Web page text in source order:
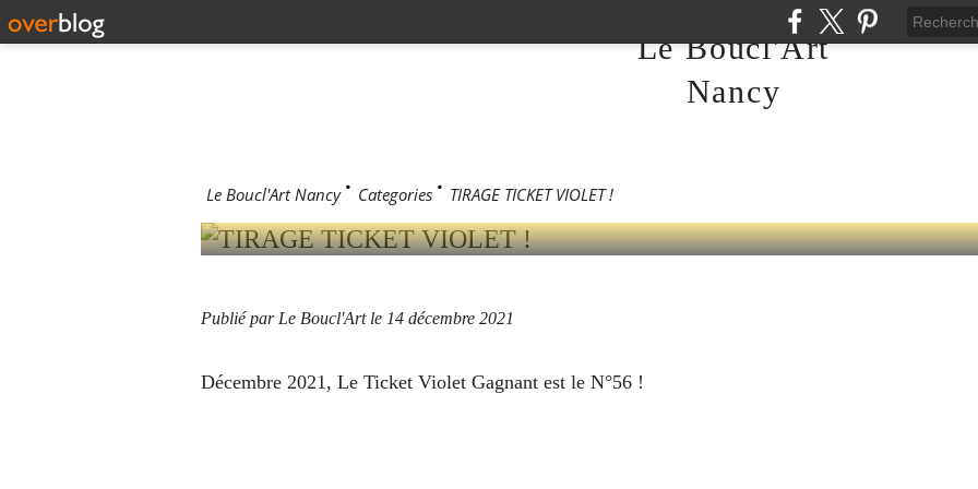
Le Boucl'Art
Nancy
Le Boucl'Art Nancy > Categories > TIRAGE TICKET VIOLET !
Publié par Le Boucl'Art le 14 décembre 2021
Décembre 2021, Le Ticket Violet Gagnant est le N°56 !